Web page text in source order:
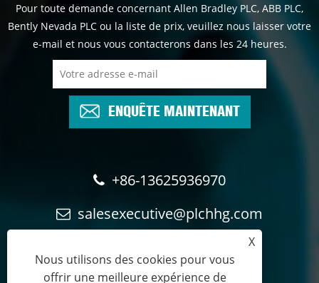
Pour toute demande concernant Allen Bradley PLC, ABB PLC,
Bently Nevada PLC ou la liste de prix, veuillez nous laisser votre
e-mail et nous vous contacterons dans les 24 heures.
ENQUÊTE MAINTENANT
+86-13625936970
salesexecutive@plchhg.com
X
Nous utilisons des cookies pour vous
offrir une meilleure expérience de